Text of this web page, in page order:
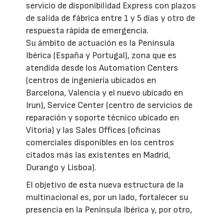
servicio de disponibilidad Express con plazos
de salida de fábrica entre 1 y 5 días y otro de
respuesta rápida de emergencia.
Su ámbito de actuación es la Península
Ibérica (España y Portugal), zona que es
atendida desde los Automation Centers
(centros de ingeniería ubicados en
Barcelona, Valencia y el nuevo ubicado en
Irun), Service Center (centro de servicios de
reparación y soporte técnico ubicado en
Vitoria) y las Sales Offices (oficinas
comerciales disponibles en los centros
citados más las existentes en Madrid,
Durango y Lisboa).
El objetivo de esta nueva estructura de la
multinacional es, por un lado, fortalecer su
presencia en la Península Ibérica y, por otro,